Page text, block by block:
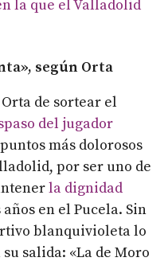
la que el Valladolid
según Orta
de sortear el
del jugador
más dolorosos
por ser uno de
la dignidad
en el Pucela. Sin
blanquivioleta lo
salida: «La de Moro